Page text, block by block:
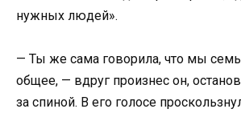
нужных людей».
— Ты же сама говорила, что мы
общее, — вдруг произнес он,
за спиной. В его голосе